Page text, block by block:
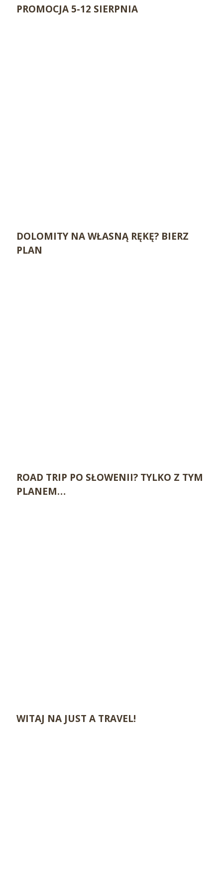
PROMOCJA 5-12 SIERPNIA
DOLOMITY NA WŁASNĄ RĘKĘ? BIERZ
PLAN
ROAD TRIP PO SŁOWENII? TYLKO Z TYM
PLANEM…
WITAJ NA JUST A TRAVEL!